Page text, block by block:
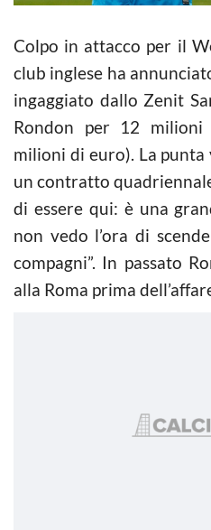
Colpo in attacco per il
club inglese ha
ingaggiato dallo Zenit
Rondon per 12
milioni di euro). La
un contratto
di essere qui: è una
non vedo l’ora di
compagni”. In passato
alla Roma prima